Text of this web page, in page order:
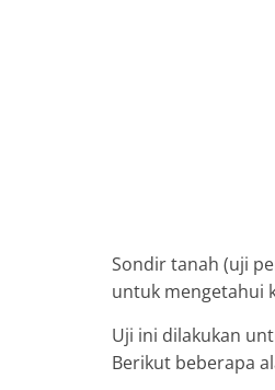
Sondir tanah (uji
untuk mengetahui
Uji ini dilakukan
Berikut beberapa